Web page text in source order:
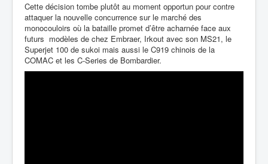
Cette décision tombe plutôt au moment opportun pour contre
attaquer la nouvelle concurrence sur le marché des
monocouloirs où la bataille promet d’être acharnée face aux
futurs modèles de chez Embraer, Irkout avec son MS21, le
Superjet 100 de sukoi mais aussi le C919 chinois de la
COMAC et les C-Series de Bombardier.